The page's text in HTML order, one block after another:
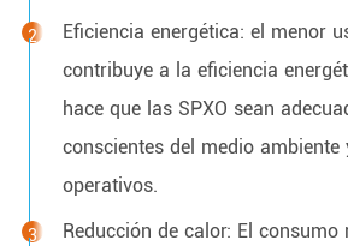
Eficiencia energética: el menor
contribuye a la eficiencia
hace que las SPXO sean
conscientes del medio
operativos.
Reducción de calor: El consumo